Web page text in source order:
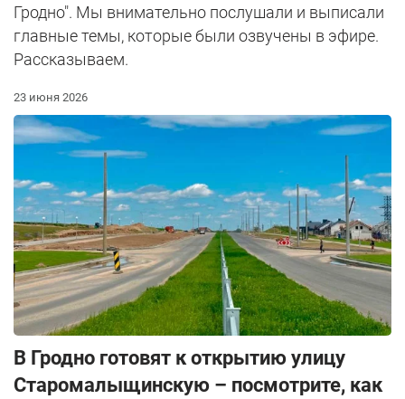
Гродно". Мы внимательно послушали и выписали
главные темы, которые были озвучены в эфире.
Рассказываем.
23 июня 2026
В Гродно готовят к открытию улицу
Старомалыщинскую – посмотрите, как